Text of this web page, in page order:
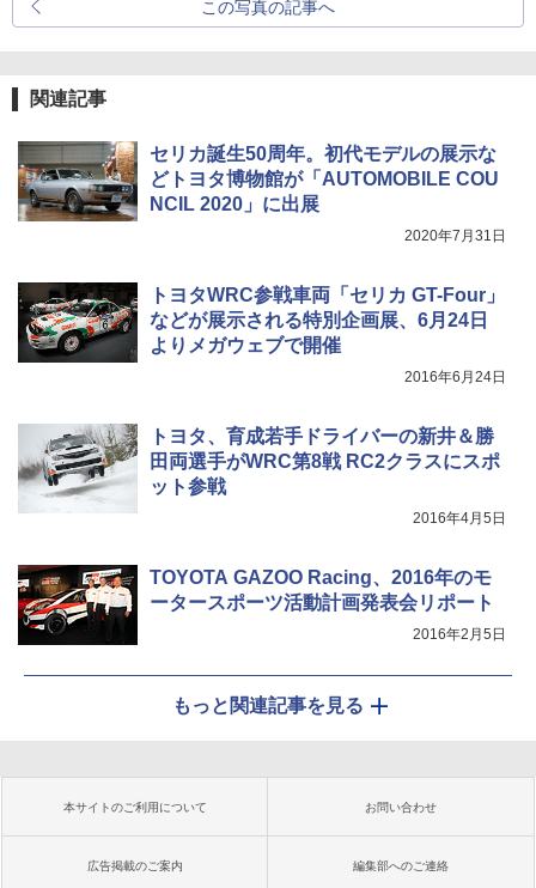
この写真の記事へ
関連記事
セリカ誕生50周年。初代モデルの展示な
どトヨタ博物館が「AUTOMOBILE COU
NCIL 2020」に出展
2020年7月31日
トヨタWRC参戦車両「セリカ GT-Four」
などが展示される特別企画展、6月24日
よりメガウェブで開催
2016年6月24日
トヨタ、育成若手ドライバーの新井＆勝
田両選手がWRC第8戦 RC2クラスにスポ
ット参戦
2016年4月5日
TOYOTA GAZOO Racing、2016年のモ
ータースポーツ活動計画発表会リポート
2016年2月5日
もっと関連記事を見る
本サイトのご利用について お問い合わせ
広告掲載のご案内 編集部へのご連絡